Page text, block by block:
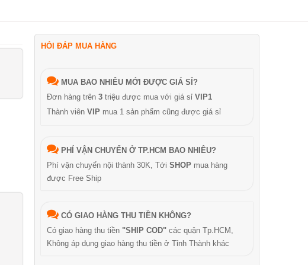
HỎI ĐÁP MUA HÀNG
MUA BAO NHIÊU MỚI ĐƯỢC GIÁ SỈ?
Đơn hàng trên 3 triệu được mua với giá sỉ VIP1
Thành viên VIP mua 1 sản phẩm cũng được giá sỉ
PHÍ VẬN CHUYỂN Ở TP.HCM BAO NHIÊU?
Phí vận chuyển nội thành 30K, Tới SHOP mua hàng
được Free Ship
CÓ GIAO HÀNG THU TIỀN KHÔNG?
Có giao hàng thu tiền "SHIP COD" các quận Tp.HCM,
Không áp dụng giao hàng thu tiền ở Tỉnh Thành khác